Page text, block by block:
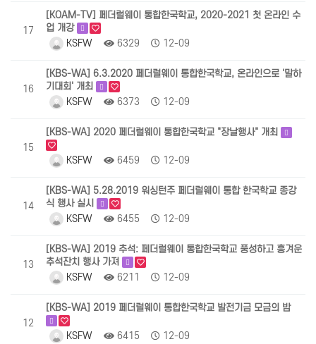
17
[KOAM-TV] 페더럴웨이 통합한국학교, 2020-2021 첫 온라인 수
업 개강
KSFW
6329 12-09
16
[KBS-WA] 6.3.2020 페더럴웨이 통합한국학교, 온라인으로 '말하
기대회' 개최
KSFW
6373 12-09
15
[KBS-WA] 2020 페더럴웨이 통합한국학교 "장날행사" 개최
KSFW 6459 12-09
14
[KBS-WA] 5.28.2019 워싱턴주 페더럴웨이 통합 한국학교 종강
식 행사 실시
KSFW
6455 12-09
13
[KBS-WA] 2019 추석: 페더럴웨이 통합한국학교 풍성하고 흥겨운
추석잔치 행사 가져
KSFW
6211 12-09
12
[KBS-WA] 2019 페더럴웨이 통합한국학교 발전기금 모금의 밤
KSFW 6415 12-09